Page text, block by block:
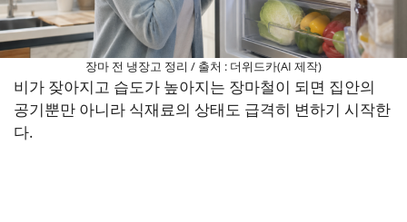
장마 전 냉장고 정리 / 출처 : 더위드카(AI 제작)
비가 잦아지고 습도가 높아지는 장마철이 되면 집안의
공기뿐만 아니라 식재료의 상태도 급격히 변하기 시작한
다.